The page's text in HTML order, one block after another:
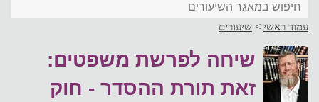
חיפוש במאגר השיעורים
עמוד ראשי > שיעורים
שיחה לפרשת משפטים:
זאת תורת ההסדר - חוק